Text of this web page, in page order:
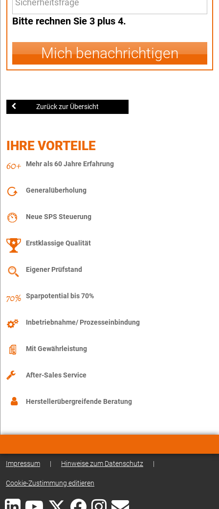
Bitte rechnen Sie 3 plus 4.
Mich benachrichtigen
Zurück zur Übersicht
IHRE VORTEILE
Mehr als 60 Jahre Erfahrung
Generalüberholung
Neue SPS Steuerung
Erstklassige Qualität
Eigener Prüfstand
Sparpotential bis 70%
Inbetriebnahme/ Prozesseinbindung
Mit Gewährleistung
After-Sales Service
Herstellerübergreifende Beratung
Impressum | Hinweise zum Datenschutz |
Cookie-Zustimmung editieren